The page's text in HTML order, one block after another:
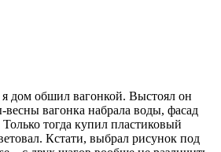
я дом обшил вагонкой. Выстоял он
весны вагонка набрала воды, фасад
тогда купил пластиковый
Кстати, выбрал рисунок под